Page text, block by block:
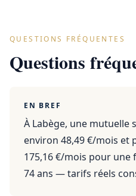
QUESTIONS FRÉQUENTES
Questions
EN BREF
À Labège, une mutuelle
environ 48,49 €/mois et
175,16 €/mois pour
74 ans — tarifs réels